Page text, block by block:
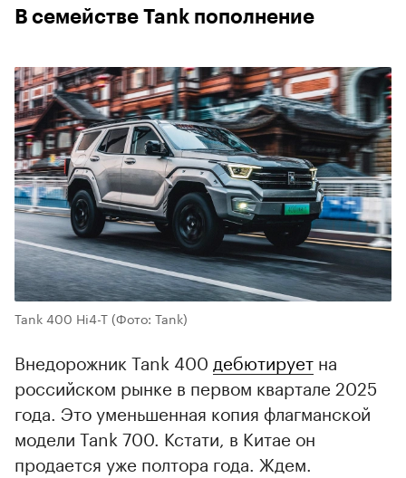
В семействе Tank пополнение
Tank 400 Hi4-T(Фото: Tank)
Внедорожник Tank 400 дебютирует на
российском рынке в первом квартале 2025
года. Это уменьшенная копия флагманской
модели Tank 700. Кстати, в Китае он
продается уже полтора года. Ждем.